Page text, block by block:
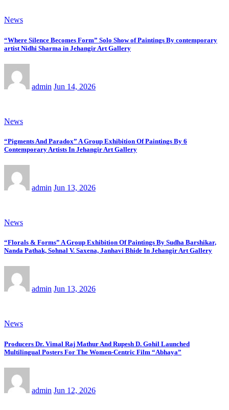
News
“Where Silence Becomes Form” Solo Show of Paintings By contemporary
artist Nidhi Sharma in Jehangir Art Gallery
admin Jun 14, 2026
News
“Pigments And Paradox” A Group Exhibition Of Paintings By 6
Contemporary Artists In Jehangir Art Gallery
admin Jun 13, 2026
News
“Florals & Forms” A Group Exhibition Of Paintings By Sudha Barshikar,
Nanda Pathak, Sohnal V. Saxena, Janhavi Bhide In Jehangir Art Gallery
admin Jun 13, 2026
News
Producers Dr. Vimal Raj Mathur And Rupesh D. Gohil Launched
Multilingual Posters For The Women-Centric Film “Abhaya”
admin Jun 12, 2026